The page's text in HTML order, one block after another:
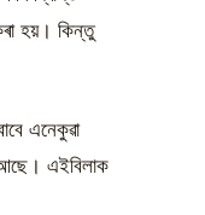
হয়। কিন্তু
এনেকুৱা
আছে। এইবিলাক